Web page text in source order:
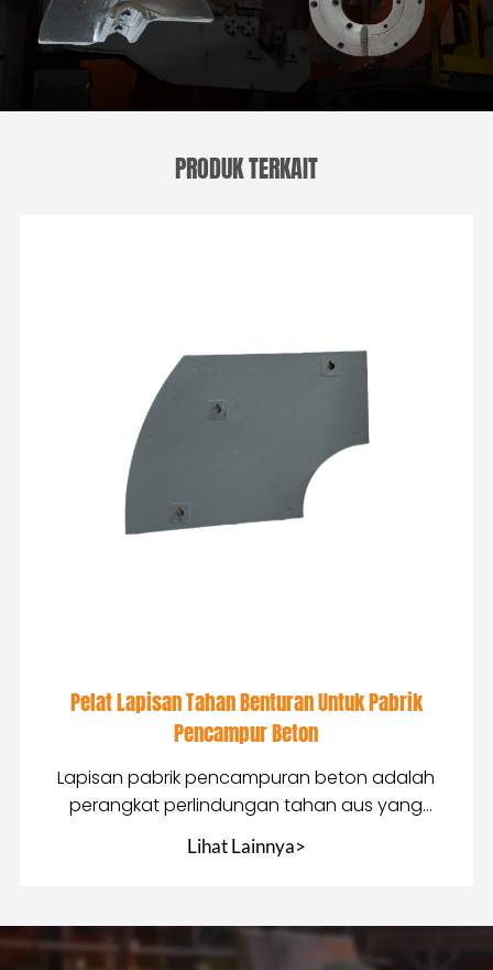
PRODUK TERKAIT
Pelat Lapisan Tahan Benturan Untuk Pabrik
Pencampur Beton
Lapisan pabrik pencampuran beton adalah
perangkat perlindungan tahan aus yang
dipasang pada peralatan pencampuran
Lihat Lainnya>